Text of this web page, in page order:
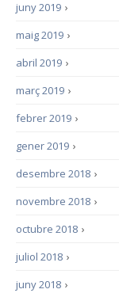
›
juny 2019
›
maig 2019
›
abril 2019
›
març 2019
›
febrer 2019
›
gener 2019
›
desembre 2018
›
novembre 2018
›
octubre 2018
›
juliol 2018
›
juny 2018